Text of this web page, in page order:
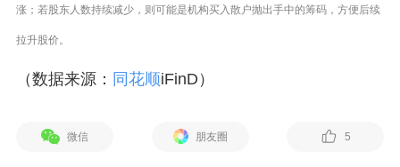
涨；若股东人数持续减少，则可能是机构买入散户抛出手中的筹码，方便后续
拉升股价。
（数据来源： 同花顺iFinD）
微信 朋友圈 5